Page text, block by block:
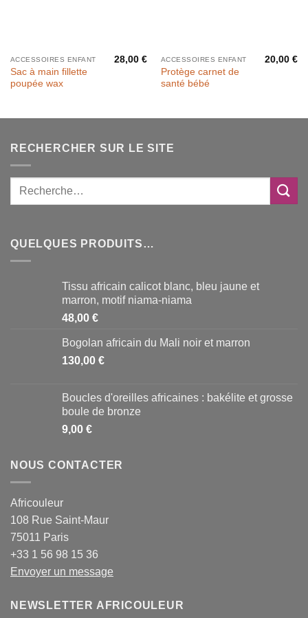
ACCESSOIRES ENFANT
Sac à main fillette
poupée wax
28,00€ ACCESSOIRES ENFANT
Protège carnet de
santé bébé
20,00€
RECHERCHER SUR LE SITE
QUELQUES PRODUITS…
Tissu africain calicot blanc, bleu jaune et
marron, motif niama-niama
48,00 €
Bogolan africain du Mali noir et marron
130,00 €
Boucles d'oreilles africaines : bakélite et grosse
boule de bronze
9,00 €
NOUS CONTACTER
Africouleur
108 Rue Saint-Maur
75011 Paris
+33 1 56 98 15 36
Envoyer un message
NEWSLETTER AFRICOULEUR